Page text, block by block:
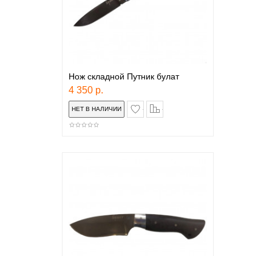
Нож складной Путник булат
4 350 р.
в закладки